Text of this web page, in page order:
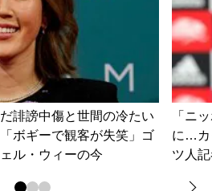
誹謗中傷と世間の冷たい
ボギーで観客が失笑」ゴ
ル・ウィーの今
「ニ
に…カ
ツ人